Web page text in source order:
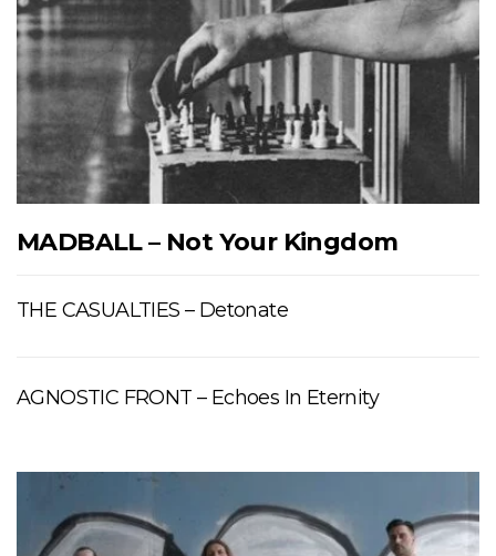
MADBALL – Not Your Kingdom
THE CASUALTIES – Detonate
AGNOSTIC FRONT – Echoes In Eternity